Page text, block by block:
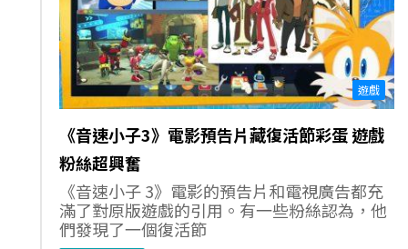
遊戲
《音速小子3》電影預告片藏復活節彩蛋 遊戲
粉絲超興奮
《音速小子 3》電影的預告片和電視廣告都充
滿了對原版遊戲的引用。有一些粉絲認為，他
們發現了一個復活節